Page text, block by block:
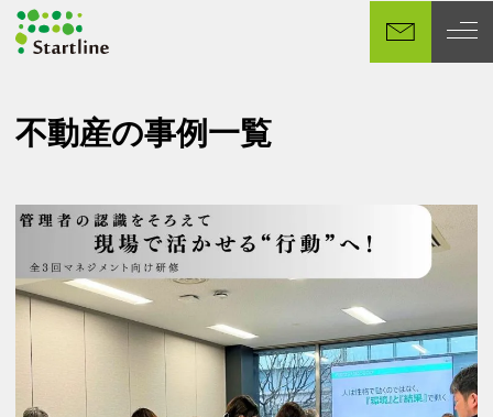
イ
ツ
動
不動産の事例一覧